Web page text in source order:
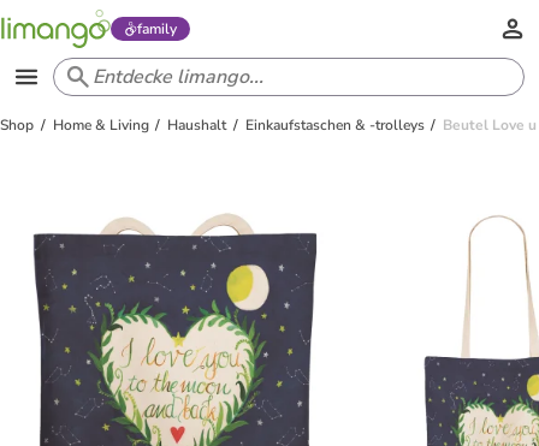
family
Shop Home & Living Haushalt Einkaufstaschen & -trolleys Beutel Love